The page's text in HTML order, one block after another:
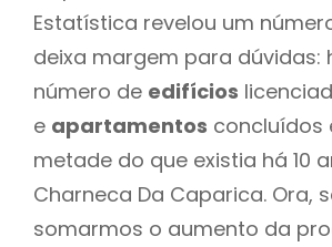
Estatística revelou um
deixa margem para dúvidas:
número de edifícios
e apartamentos concluídos
metade do que existia há 10
Charneca Da Caparica. Ora,
somarmos o aumento da